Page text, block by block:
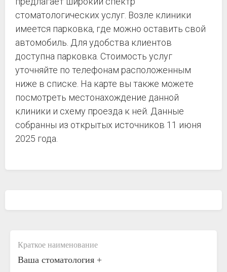
стоматологических услуг. Возле клиники
имеется парковка, где можно оставить свой
автомобиль. Для удобства клиентов
доступна парковка. Стоимость услуг
уточняйте по телефонам расположенным
ниже в списке. На карте вы также можете
посмотреть местонахождение данной
клиники и схему проезда к ней. Данные
собранны из открытых источников 11 июня
2025 года.
Краткое наименование
Ваша стоматология +